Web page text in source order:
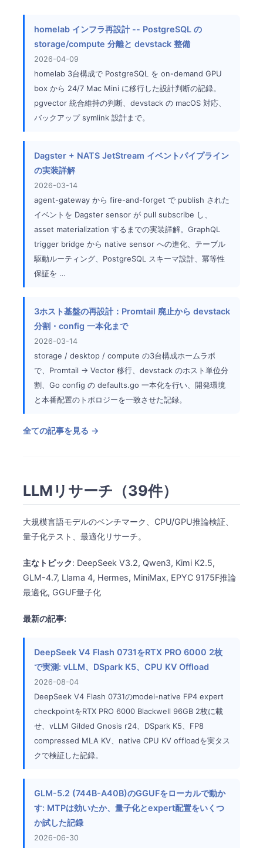
homelab インフラ再設計 -- PostgreSQL の
storage/compute 分離と devstack 整備
2026-04-09
homelab 3台構成で PostgreSQL を on-demand GPU
box から 24/7 Mac Mini に移行した設計判断の記録。
pgvector 統合維持の判断、devstack の macOS 対応、
バックアップ symlink 設計まで。
Dagster + NATS JetStream イベントパイプライン
の実装詳解
2026-03-14
agent-gateway から fire-and-forget で publish された
イベントを Dagster sensor が pull subscribe し、
asset materialization するまでの実装詳解。GraphQL
trigger bridge から native sensor への進化、テーブル
駆動ルーティング、PostgreSQL スキーマ設計、冪等性
保証を …
3ホスト基盤の再設計：Promtail 廃止から devstack
分割・config 一本化まで
2026-03-14
storage / desktop / compute の3台構成ホームラボ
で、Promtail → Vector 移行、devstack のホスト単位分
割、Go config の defaults.go 一本化を行い、開発環境
と本番配置のトポロジーを一致させた記録。
全ての記事を見る →
LLMリサーチ（39件）
大規模言語モデルのベンチマーク、CPU/GPU推論検証、
量子化テスト、最適化リサーチ。
主なトピック: DeepSeek V3.2, Qwen3, Kimi K2.5,
GLM-4.7, Llama 4, Hermes, MiniMax, EPYC 9175F推論
最適化, GGUF量子化
最新の記事:
DeepSeek V4 Flash 0731をRTX PRO 6000 2枚
で実測: vLLM、DSpark K5、CPU KV Offload
2026-08-04
DeepSeek V4 Flash 0731のmodel-native FP4 expert
checkpointをRTX PRO 6000 Blackwell 96GB 2枚に載
せ、vLLM Gilded Gnosis r24、DSpark K5、FP8
compressed MLA KV、native CPU KV offloadを実タス
クで検証した記録。
GLM-5.2 (744B-A40B)のGGUFをローカルで動か
す: MTPは効いたか、量子化とexpert配置をいくつ
か試した記録
2026-06-30